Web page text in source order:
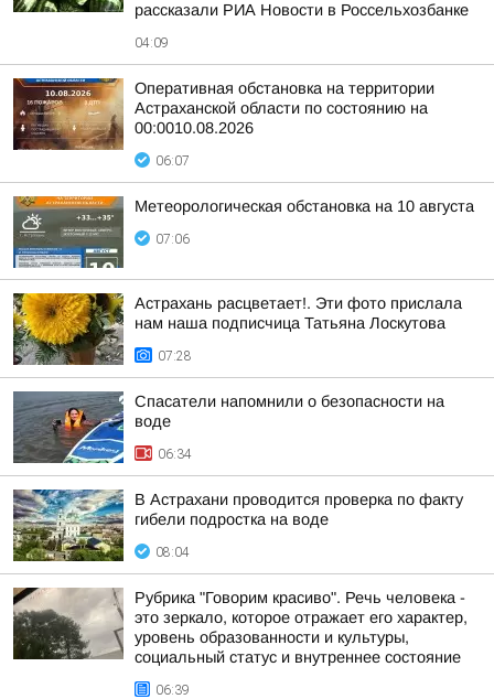
рассказали РИА Новости в Россельхозбанке
04:09
Оперативная обстановка на территории
Астраханской области по состоянию на
00:0010.08.2026
06:07
Метеорологическая обстановка на 10 августа
07:06
Астрахань расцветает!. Эти фото прислала
нам наша подписчица Татьяна Лоскутова
07:28
Спасатели напомнили о безопасности на
воде
06:34
В Астрахани проводится проверка по факту
гибели подростка на воде
08:04
Рубрика "Говорим красиво". Речь человека -
это зеркало, которое отражает его характер,
уровень образованности и культуры,
социальный статус и внутреннее состояние
06:39